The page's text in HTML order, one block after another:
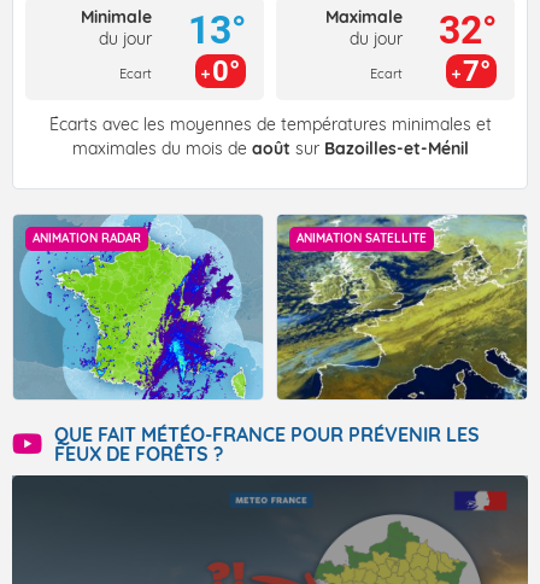
Minimale
du jour
Ecart
13°
0°
Maximale
du jour
Ecart
32°
7°
Écarts avec les moyennes de températures minimales et
maximales du mois de août sur Bazoilles-et-Ménil
ANIMATION RADAR ANIMATION SATELLITE
QUE FAIT MÉTÉO-FRANCE POUR PRÉVENIR LES
FEUX DE FORÊTS ?